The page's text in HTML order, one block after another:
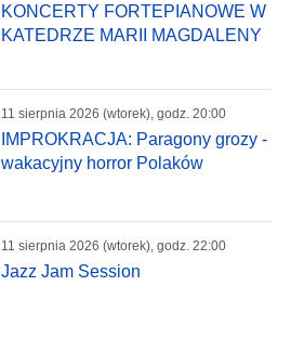
KONCERTY FORTEPIANOWE W
KATEDRZE MARII MAGDALENY
11 sierpnia 2026 (wtorek), godz. 20:00
IMPROKRACJA: Paragony grozy -
wakacyjny horror Polaków
11 sierpnia 2026 (wtorek), godz. 22:00
Jazz Jam Session